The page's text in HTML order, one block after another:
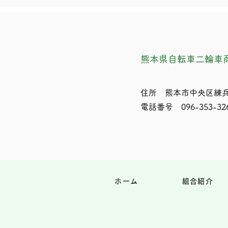
熊本県自転車二輪車
住所 熊本市中央区練
電話番号 096-353-
ホーム 組合紹介